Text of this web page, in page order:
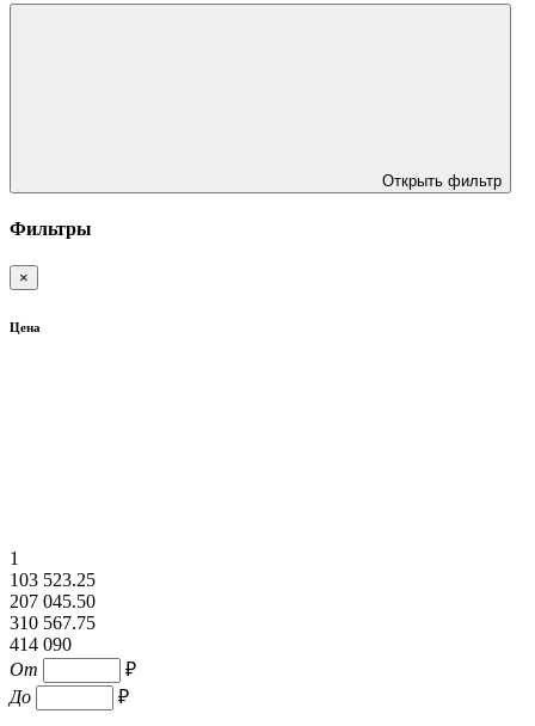
Открыть фильтр
Фильтры
×
Цена
1
103 523.25
207 045.50
310 567.75
414 090
От
₽
До
₽